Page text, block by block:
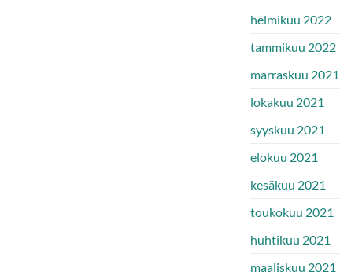
helmikuu 2022
tammikuu 2022
marraskuu 2021
lokakuu 2021
syyskuu 2021
elokuu 2021
kesäkuu 2021
toukokuu 2021
huhtikuu 2021
maaliskuu 2021